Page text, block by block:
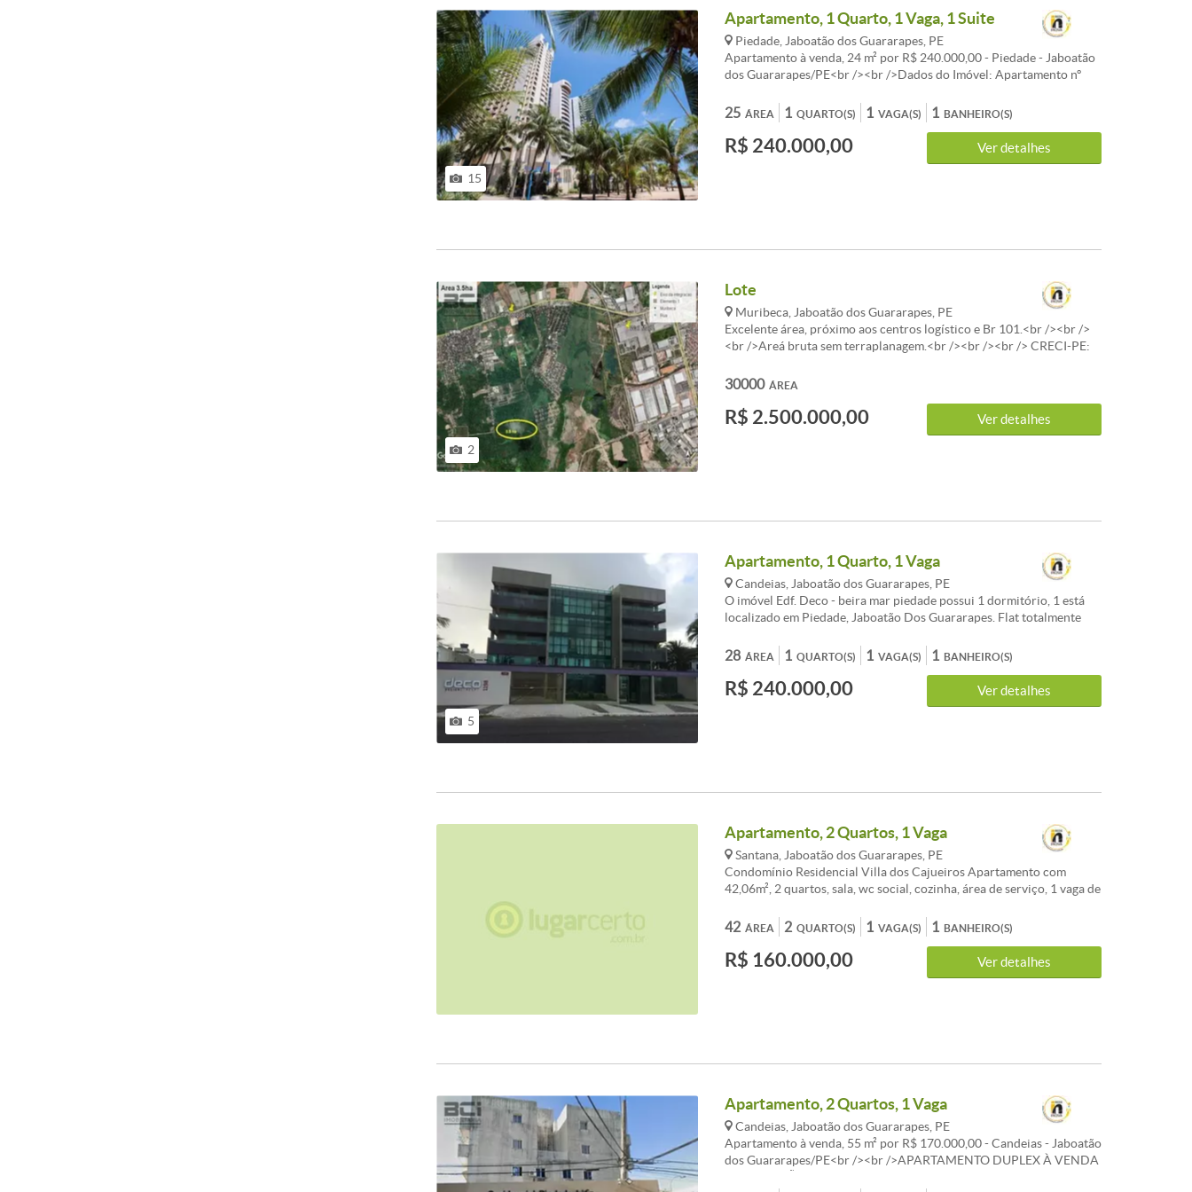
15
Apartamento, 1 Quarto, 1 Vaga, 1 Suite
Piedade, Jaboatão dos Guararapes, PE
Apartamento à venda, 24 m² por R$ 240.000,00 - Piedade - Jaboatão
dos Guararapes/PE<br /><br />Dados do Imóvel: Apartamento nº
TOWERS DOUBLE REVERSE FLAT, sito à Avenida Beira Mar, nº 550,
em Piedade, deste município, composto de quarto, sanitário,
vestíbulo e varanda, com a área total de construção de 53,90m²,
sendo 28,91m² de área privativa, 24,99m² de área comum, e fração
ÁREA
25 QUARTO(S)
1 VAGA(S)
1 BANHEIRO(S)
1
R$ 240.000,00 Ver detalhes
2
Lote
Muribeca, Jaboatão dos Guararapes, PE
Excelente área, próximo aos centros logístico e Br 101.<br /><br />
<br />Areá bruta sem terraplanagem.<br /><br /><br /> CRECI-PE:
ÁREA
30000
R$ 2.500.000,00 Ver detalhes
5
Apartamento, 1 Quarto, 1 Vaga
Candeias, Jaboatão dos Guararapes, PE
O imóvel Edf. Deco - beira mar piedade possui 1 dormitório, 1 está
localizado em Piedade, Jaboatão Dos Guararapes. Flat totalmente
Jaboatão Honda e Boteco Barrazone. Agende sua visita!<br /><br
/>Excelente oportunidade à venda de Apartamento em Jaboatão dos
Guararapes, no bairro Candeias, com preços e condições especiais.
<br /><br />O imóvel apresenta 1 dormitórios, 1 banheiros, 1 vagas
ÁREA
28 QUARTO(S)
1 VAGA(S)
1 BANHEIRO(S)
1
R$ 240.000,00 Ver detalhes
Apartamento, 2 Quartos, 1 Vaga
Santana, Jaboatão dos Guararapes, PE
Condomínio Residencial Villa dos Cajueiros Apartamento com
42,06m², 2 quartos, sala, wc social, cozinha, área de serviço, 1 vaga de
Venda 160.0000 Condomínio aproximadamente R$ 306,51 IPTU
aproximadamente R$ 60,52 Agende sua visita!
ÁREA
42 QUARTO(S)
2 VAGA(S)
1 BANHEIRO(S)
1
R$ 160.000,00 Ver detalhes
Apartamento, 2 Quartos, 1 Vaga
Candeias, Jaboatão dos Guararapes, PE
Apartamento à venda, 55 m² por R$ 170.000,00 - Candeias - Jaboatão
dos Guararapes/PE<br /><br />APARTAMENTO DUPLEX À VENDA